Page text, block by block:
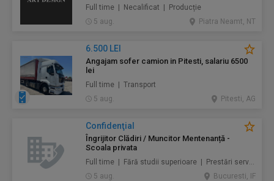
Full time | Necalificat | Producție
5 aug.
Piatra Neamt, NT
6.500 LEI
Angajam sofer camion in Pitesti, salariu 6500
lei
Full time | Transport
5 aug.
Pitesti, AG
Confidenţial
Îngrijitor Clădiri / Muncitor Mentenanță -
Scoala privata
Full time | Fără studii superioare | Prestări servicii / Mentenanță / Instalații / Construcţii / Amenajări
5 aug.
Bucuresti, IF